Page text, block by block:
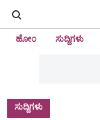
ಹೋಂ ಸುದ್ದಿಗಳು
ಸುದ್ದಿಗಳು